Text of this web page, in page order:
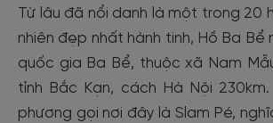
Từ lâu đã nổi danh là một trong 20
nhiên đẹp nhất hành tinh, Hồ Ba Bể
quốc gia Ba Bể, thuộc xã Nam
tỉnh Bắc Kạn, cách Hà Nội
phương gọi nơi đây là Slam Pé,